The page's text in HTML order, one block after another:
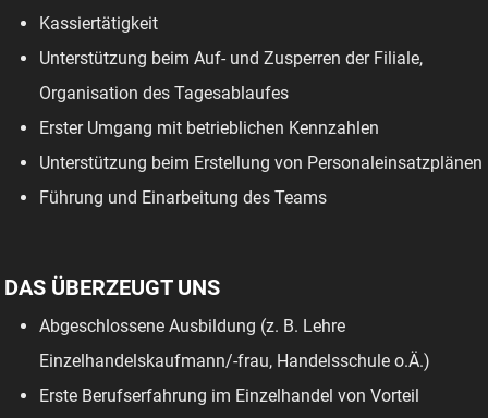
Kassiertätigkeit
Unterstützung beim Auf- und Zusperren der Filiale,
Organisation des Tagesablaufes
Erster Umgang mit betrieblichen Kennzahlen
Unterstützung beim Erstellung von Personaleinsatzplänen
Führung und Einarbeitung des Teams
DAS ÜBERZEUGT UNS
Abgeschlossene Ausbildung (z. B. Lehre
Einzelhandelskaufmann/-frau, Handelsschule o.Ä.)
Erste Berufserfahrung im Einzelhandel von Vorteil